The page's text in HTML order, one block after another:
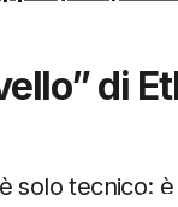
di
solo tecnico: